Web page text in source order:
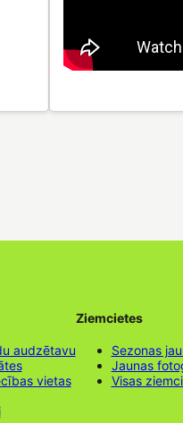
audzētavu
vietas
Ziemcietes
Sezonas
Jaunas
Visas